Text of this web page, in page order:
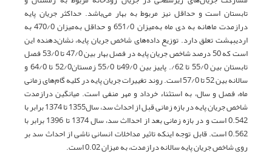
تابستان است و حداقل نیز مربوط به بهار می‌باشد. حداکثر جریان پایه
دراز‌مدت ماهانه به دی ماه به‌میزان 651/0 و حداقل به‌میزان 470/0 به
اردیبهشت تعلق دارد. توزیع داده‌های شاخص جریان پایه، نشان‌دهنده این
است که 50 درصد شاخص جریان پایه در فصل بهار بین 47/0 تا 53/0 فصل
تابستان بین 55/0 تا 62/. پاییز بین 49/0تا 55/0 زمستان52/0 تا 64/0 و
سالانه بین 52 تا 57/0 است. روند تغییرات جریان پایه در کلیه گام‌های زمانی
ماه، فصل و سال، به استثناء خرداد و مهر منفی است. میانگین درازمدت
شاخص جریان پایه در بازه زمانی قبل از احداث سد، سال1355 تا 1374 برابر با
0.542 است و در بازه زمانی بعد از احدااث سد، سال 1374 تا 1396 برابر با
0.562 است. قابل توجه اینکه تاثیر مداخلات انسانی ناشی از احداث سد بر
روی شاخص جریان پایه سالانه درازمدت، به میزان 0.02 است.